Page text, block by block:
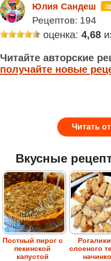
Юлия Сандеш
Рецептов: 194
оценка: 4,68
Читайте авторские
получайте новые
Читать
Вкусные
Постный пирог с
пекинской
капустой
слоеного